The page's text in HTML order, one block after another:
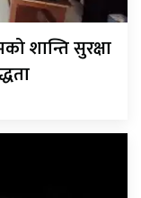
शान्ति सुरक्षा